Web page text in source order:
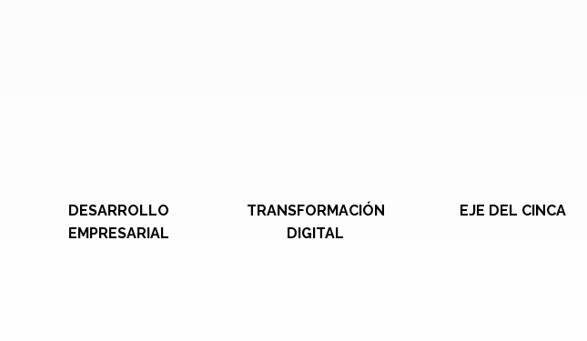
DESARROLLO
EMPRESARIAL
TRANSFORMACIÓN
DIGITAL
EJE DEL CINCA